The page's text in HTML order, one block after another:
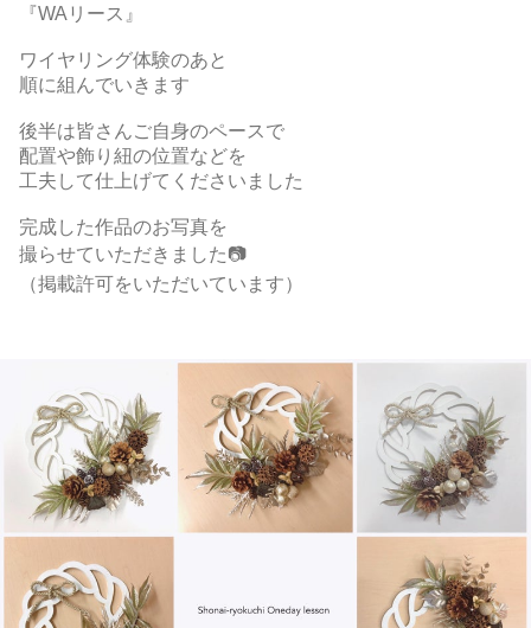
『WAリース』
ワイヤリング体験のあと
順に組んでいきます
後半は皆さんご自身のペースで
配置や飾り紐の位置などを
工夫して仕上げてくださいました
完成した作品のお写真を
撮らせていただきました📷
（掲載許可をいただいています）